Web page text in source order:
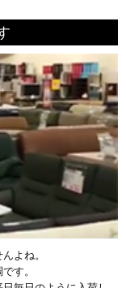
よね。
す。